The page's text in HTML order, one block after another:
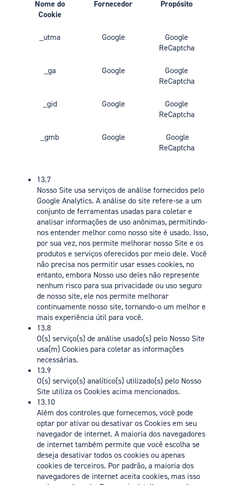
Nome do
Cookie
Fornecedor Propósito
_utma Google
Google
ReCaptcha
_ga Google
Google
ReCaptcha
_gid Google
Google
ReCaptcha
_gmb Google
Google
ReCaptcha
13.7
Nosso Site usa serviços de análise fornecidos pelo
Google Analytics. A análise do site refere-se a um
conjunto de ferramentas usadas para coletar e
analisar informações de uso anônimas, permitindo-
nos entender melhor como nosso site é usado. Isso,
por sua vez, nos permite melhorar nosso Site e os
produtos e serviços oferecidos por meio dele. Você
não precisa nos permitir usar esses cookies, no
entanto, embora Nosso uso deles não represente
nenhum risco para sua privacidade ou uso seguro
de nosso site, ele nos permite melhorar
continuamente nosso site, tornando-o um melhor e
mais experiência útil para você.
13.8
O(s) serviço(s) de análise usado(s) pelo Nosso Site
usa(m) Cookies para coletar as informações
necessárias.
13.9
O(s) serviço(s) analítico(s) utilizado(s) pelo Nosso
Site utiliza os Cookies acima mencionados.
13.10
Além dos controles que fornecemos, você pode
optar por ativar ou desativar os Cookies em seu
navegador de internet. A maioria dos navegadores
de internet também permite que você escolha se
deseja desativar todos os cookies ou apenas
cookies de terceiros. Por padrão, a maioria dos
navegadores de internet aceita cookies, mas isso